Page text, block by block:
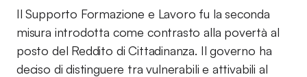
Il Supporto Formazione e Lavoro fu la seconda
misura introdotta come contrasto alla povertà al
posto del Reddito di Cittadinanza. Il governo ha
deciso di distinguere tra vulnerabili e attivabili al